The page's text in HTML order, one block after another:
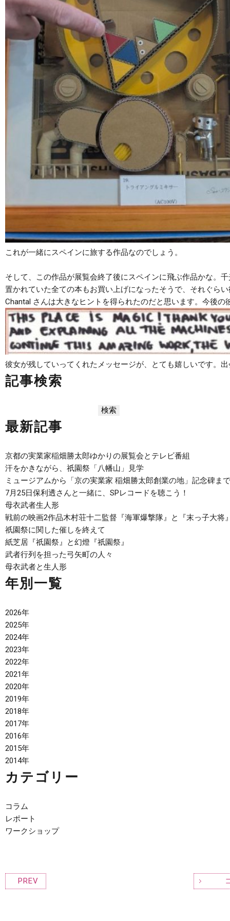
これが一緒にスペインに旅する作品なのでしょう。
そして、この作品が展覧会終了後にスペインに飛ぶ作品かな。
置かれていた全ての本もお買い上げになったそうで、それぐら
Chantal さんは大きなヒントを得られたのだと思います。今後
彼女が残していってくれたメッセージが、とても嬉しいです。
記事検索
最新記事
京都の実業家稲畑勝太郎ゆかりの展覧会とテレビ番組
汗をかきながら、祇園祭「八幡山」見学
ミュージアムから「京の実業家 稲畑勝太郎創業の地」記念碑ま
7月25日保利透さんと一緒に、SPレコードを聴こう！
母衣武者生人形
戦前の映画2作品木村荘十二監督『海軍爆撃隊』と『末っ子大将
祇園祭に関した催しを終えて
紙芝居『祇園祭』と幻燈『祇園祭』
武者行列を担った弓矢町の人々
母衣武者と生人形
年別一覧
2026年
2025年
2024年
2023年
2022年
2021年
2020年
2019年
2018年
2017年
2016年
2015年
2014年
カテゴリー
コラム
レポート
ワークショップ
PREV